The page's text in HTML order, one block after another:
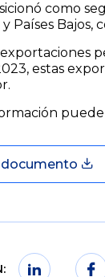
como
Países Bajos,
estas